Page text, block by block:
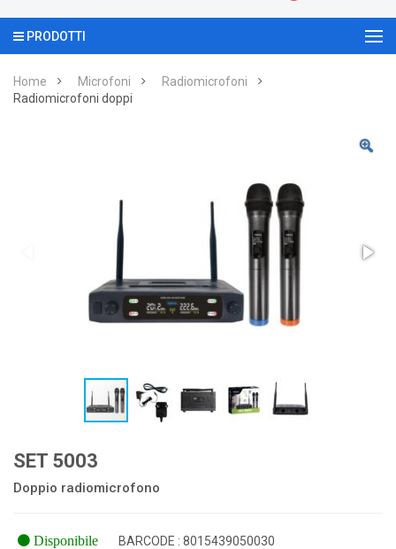
PRODOTTI
Home Microfoni
Radiomicrofoni
Radiomicrofoni doppi
SET 5003
Doppio radiomicrofono
Disponibile BARCODE : 8015439050030